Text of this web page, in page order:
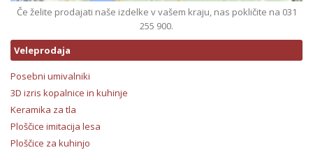
Če želite prodajati naše izdelke v vašem kraju, nas pokličite na 031
255 900.
Veleprodaja
Posebni umivalniki
3D izris kopalnice in kuhinje
Keramika za tla
Ploščice imitacija lesa
Ploščice za kuhinjo